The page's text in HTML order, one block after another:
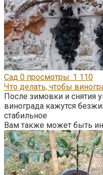
Сад 0 просмотры: 1 110
Что делать, чтобы
После зимовки и снятия
винограда кажутся
стабильное
Вам также может быть